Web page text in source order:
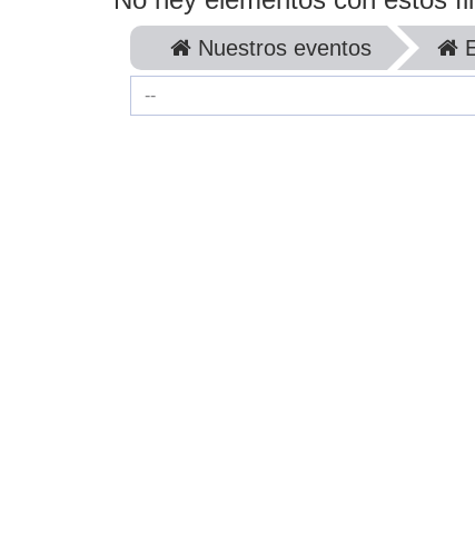
Nuestros eventos
--